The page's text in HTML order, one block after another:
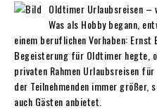
Oldtimer Urlaubsreisen –
Was als Hobby begann,
einem beruflichen Vorhaben:
Begeisterung für Oldtimer hegte,
privaten Rahmen Urlaubsreisen
der Teilnehmenden immer größer,
auch Gästen anbietet.